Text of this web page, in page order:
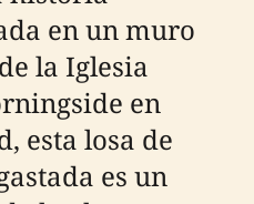
en un muro
la Iglesia
en
esta losa de
es un